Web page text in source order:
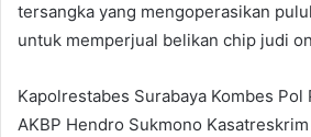
tersangka yang mengoperasikan
untuk memperjual belikan chip judi
Kapolrestabes Surabaya Kombes Pol
AKBP Hendro Sukmono